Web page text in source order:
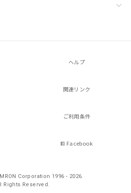
ヘルプ
関連リンク
ご利用条件
Facebook
Corporation 1996 - 2026.
Rights Reserved.